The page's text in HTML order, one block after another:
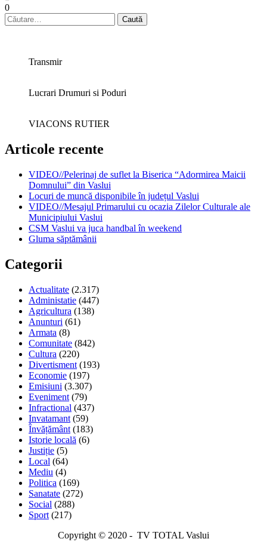
0
Caută
după:
Transmir
Lucrari Drumuri si Poduri
VIACONS RUTIER
Articole recente
VIDEO//Pelerinaj de suflet la Biserica “Adormirea Maicii
Domnului” din Vaslui
Locuri de muncă disponibile în județul Vaslui
VIDEO//Mesajul Primarului cu ocazia Zilelor Culturale ale
Municipiului Vaslui
CSM Vaslui va juca handbal în weekend
Gluma săptămânii
Categorii
Actualitate (2.317)
Administatie (447)
Agricultura (138)
Anunturi (61)
Armata (8)
Comunitate (842)
Cultura (220)
Divertisment (193)
Economie (197)
Emisiuni (3.307)
Eveniment (79)
Infractional (437)
Invatamant (59)
Învățământ (183)
Istorie locală (6)
Justiție (5)
Local (64)
Mediu (4)
Politica (169)
Sanatate (272)
Social (288)
Sport (217)
Copyright © 2020 - TV TOTAL Vaslui